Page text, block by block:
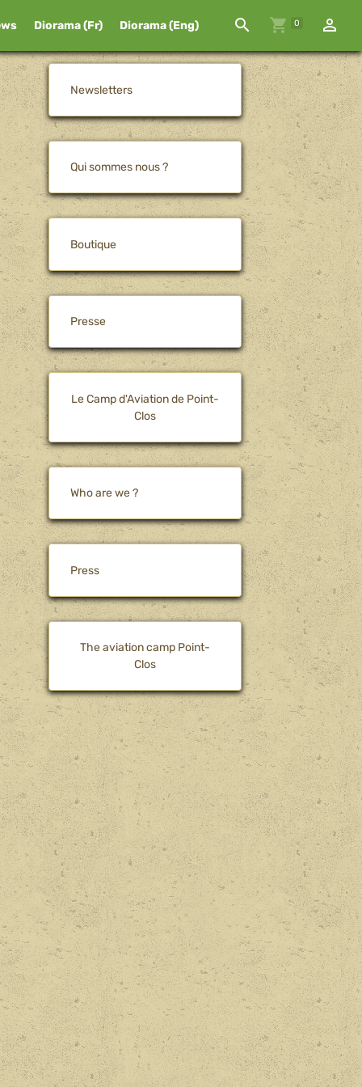
Diorama (Fr) Diorama (Eng) 0
Newsletters
Qui sommes nous ?
Boutique
Presse
Le Camp d'Aviation de Point-
Clos
Who are we ?
Press
The aviation camp Point-
Clos